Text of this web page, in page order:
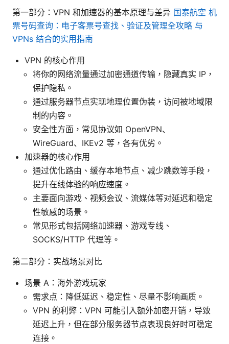
第一部分：VPN 和加速器的基本原理与差异 国泰航空 机
票号码查询：电子客票号查找、验证及管理全攻略 与
VPNs 结合的实用指南
VPN 的核心作用
将你的网络流量通过加密通道传输，隐藏真实 IP，
保护隐私。
通过服务器节点实现地理位置伪装，访问被地域限
制的内容。
安全性方面，常见协议如 OpenVPN、
WireGuard、IKEv2 等，各有优劣。
加速器的核心作用
通过优化路由、缓存本地节点、减少跳数等手段，
提升在线体验的响应速度。
主要面向游戏、视频会议、流媒体等对延迟和稳定
性敏感的场景。
常见形式包括网络加速器、游戏专线、
SOCKS/HTTP 代理等。
第二部分：实战场景对比
场景 A：海外游戏玩家
需求点：降低延迟、稳定性、尽量不影响画质。
VPN 的利弊：VPN 可能引入额外加密开销，导致
延迟上升，但在部分服务器节点表现良好时可稳定
连接。